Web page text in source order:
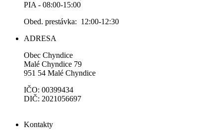
PIA - 08:00-15:00
Obed. prestávka: 12:00-12:30
ADRESA
Obec Chyndice
Malé Chyndice 79
951 54 Malé Chyndice
IČO: 00399434
DIČ: 2021056697
Kontakty